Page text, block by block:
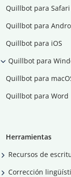
Quillbot para Safari
Quillbot para
Quillbot para iOS
Quillbot para
Quillbot para
Quillbot para Word
Herramientas
Recursos de
Corrección